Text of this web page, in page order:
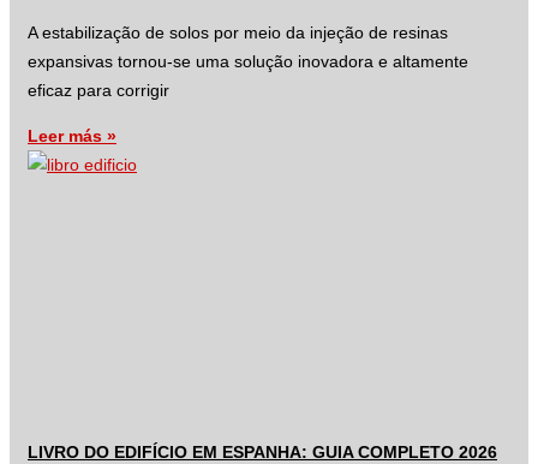
A estabilização de solos por meio da injeção de resinas
expansivas tornou-se uma solução inovadora e altamente
eficaz para corrigir
Leer más »
LIVRO DO EDIFÍCIO EM ESPANHA: GUIA COMPLETO 2026